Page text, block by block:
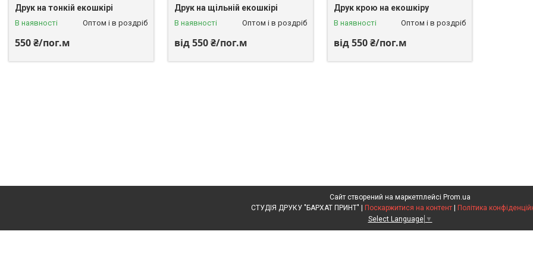
Друк на тонкій екошкірі
В наявності Оптом і в роздріб
550 ₴/пог.м
Друк на щільній екошкірі
В наявності Оптом і в роздріб
від 550 ₴/пог.м
Друк крою на екошкіру
В наявності Оптом і в роздріб
від 550 ₴/пог.м
Сайт створений на маркетплейсі Prom.ua
СТУДІЯ ДРУКУ "БАРХАТ ПРИНТ" | Поскаржитися на контент | Політика
Select Language ▼